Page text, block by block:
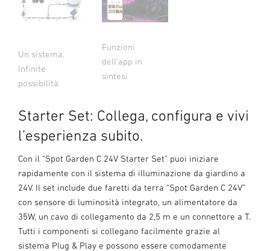
Un sistema.
Infinite
possibilità.
Funzioni
dell’app in
sintesi
Starter Set: Collega, configura e vivi
l’esperienza subito.
Con il “Spot Garden C 24V Starter Set” puoi iniziare
rapidamente con il sistema di illuminazione da giardino a
24V. Il set include due faretti da terra “Spot Garden C 24V”
con sensore di luminosità integrato, un alimentatore da
35W, un cavo di collegamento da 2,5 m e un connettore a T.
Tutti i componenti si collegano facilmente grazie al
sistema Plug & Play e possono essere comodamente